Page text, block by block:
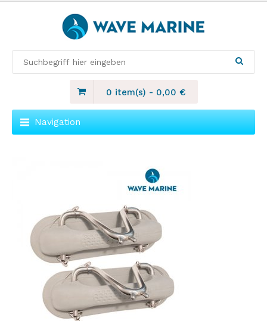
0 item(s) - 0,00 €
Navigation